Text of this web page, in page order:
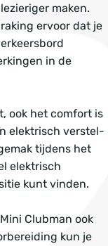
maken.
ervoor dat je
in de
ook het comfort is
elektrisch verstel-
tijdens het
elektrisch
kunt vinden.
Clubman ook
kun je